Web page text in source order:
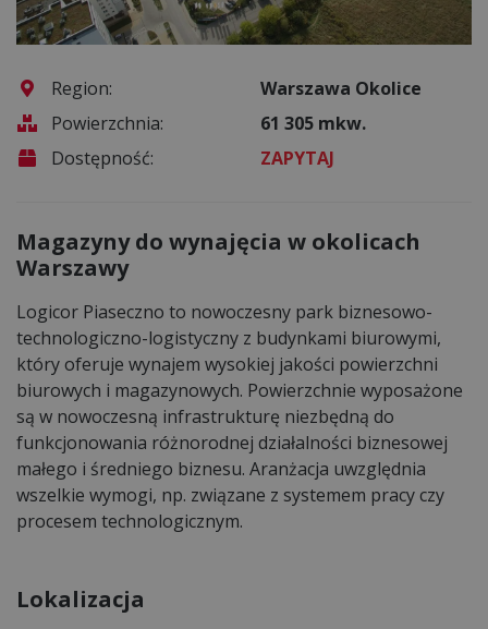
Region:
Warszawa Okolice
Powierzchnia:
61 305 mkw.
Dostępność:
ZAPYTAJ
Magazyny do wynajęcia w okolicach
Warszawy
Logicor Piaseczno to nowoczesny park biznesowo-
technologiczno-logistyczny z budynkami biurowymi,
który oferuje wynajem wysokiej jakości powierzchni
biurowych i magazynowych. Powierzchnie wyposażone
są w nowoczesną infrastrukturę niezbędną do
funkcjonowania różnorodnej działalności biznesowej
małego i średniego biznesu. Aranżacja uwzględnia
wszelkie wymogi, np. związane z systemem pracy czy
procesem technologicznym.
Lokalizacja